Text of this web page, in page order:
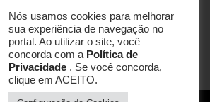
Resoluções
Nós usamos cookies para melhorar
sua experiência de navegação no
portal. Ao utilizar o site, você
concorda com a Política de
Privacidade . Se você concorda,
clique em ACEITO.